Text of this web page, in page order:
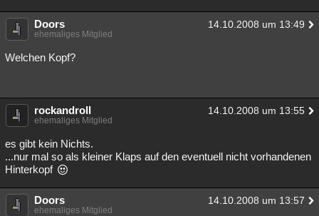
Doors 14.10.2008 um 13:49
ehemaliges Mitglied
Welchen Kopf?
rockandroll 14.10.2008 um 13:55
ehemaliges Mitglied
es gibt kein Nichts.
...nur mal so als kleiner Klaps auf den eventuell nicht vorhandenen
Hinterkopf
Doors 14.10.2008 um 13:57
ehemaliges Mitglied